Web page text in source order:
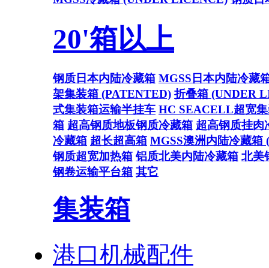
20'箱以上
钢质日本内陆冷藏箱 MGSS日本内陆冷藏
架集装箱 (PATENTED) 折叠箱 (UNDER
式集装箱运输半挂车 HC SEACELL超宽
箱 超高钢质地板钢质冷藏箱 超高钢质挂肉
冷藏箱 超长超高箱 MGSS澳洲内陆冷藏
钢质超宽加热箱 铝质北美内陆冷藏箱 北美
钢卷运输平台箱 其它
集装箱
港口机械配件